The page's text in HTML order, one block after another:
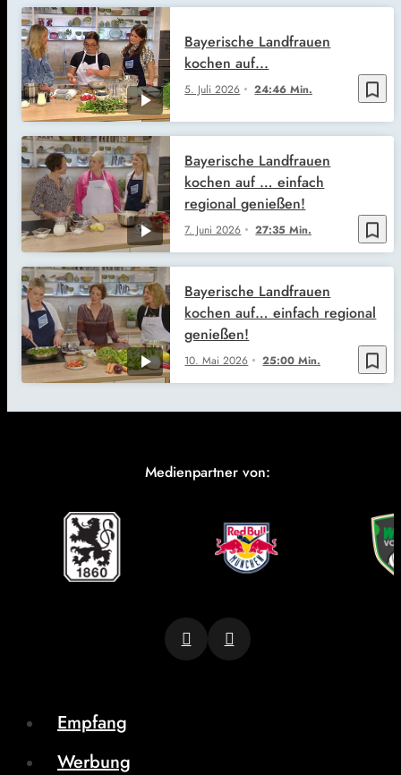
bookmark_border
5. Juli 2026 24:46 Min.
Bayerische Landfrauen
kochen auf...
bookmark_border
7. Juni 2026 27:35 Min.
Bayerische Landfrauen
kochen auf … einfach
regional genießen!
bookmark_border
10. Mai 2026 25:00 Min.
Bayerische Landfrauen
kochen auf… einfach regional
genießen!
Medienpartner von:
Empfang
Werbung